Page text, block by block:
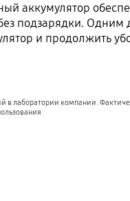
аккумулятор
подзарядки.
и продолжить
в лаборатории компании.